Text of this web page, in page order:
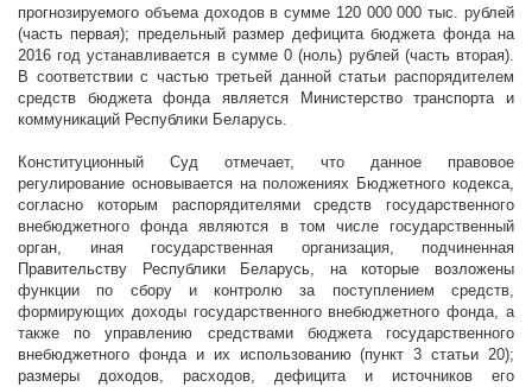
прогнозируемого объема доходов в сумме 120 000 000 тыс. рублей
(часть первая); предельный размер дефицита бюджета фонда на
2016 год устанавливается в сумме 0 (ноль) рублей (часть вторая).
В соответствии с частью третьей данной статьи распорядителем
средств бюджета фонда является Министерство транспорта и
коммуникаций Республики Беларусь.
Конституционный Суд отмечает, что данное правовое
регулирование основывается на положениях Бюджетного кодекса,
согласно которым распорядителями средств государственного
внебюджетного фонда являются в том числе государственный
орган, иная государственная организация, подчиненная
Правительству Республики Беларусь, на которые возложены
функции по сбору и контролю за поступлением средств,
формирующих доходы государственного внебюджетного фонда, а
также по управлению средствами бюджета государственного
внебюджетного фонда и их использованию (пункт 3 статьи 20);
размеры доходов, расходов, дефицита и источников его